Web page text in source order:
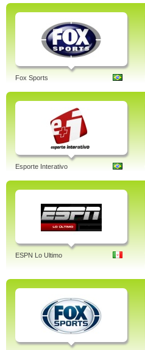
Fox Sports
Esporte Interativo
ESPN Lo Ultimo